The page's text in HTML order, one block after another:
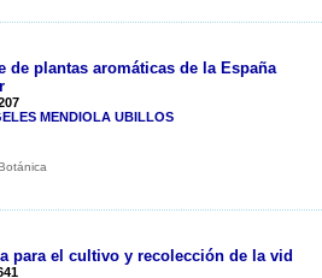
de plantas aromáticas de la España
MENDIOLA UBILLOS
para el cultivo y recolección de la vid